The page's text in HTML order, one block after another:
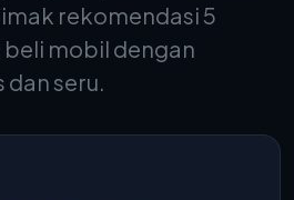
rekomendasi 5
beli mobil dengan
seru.